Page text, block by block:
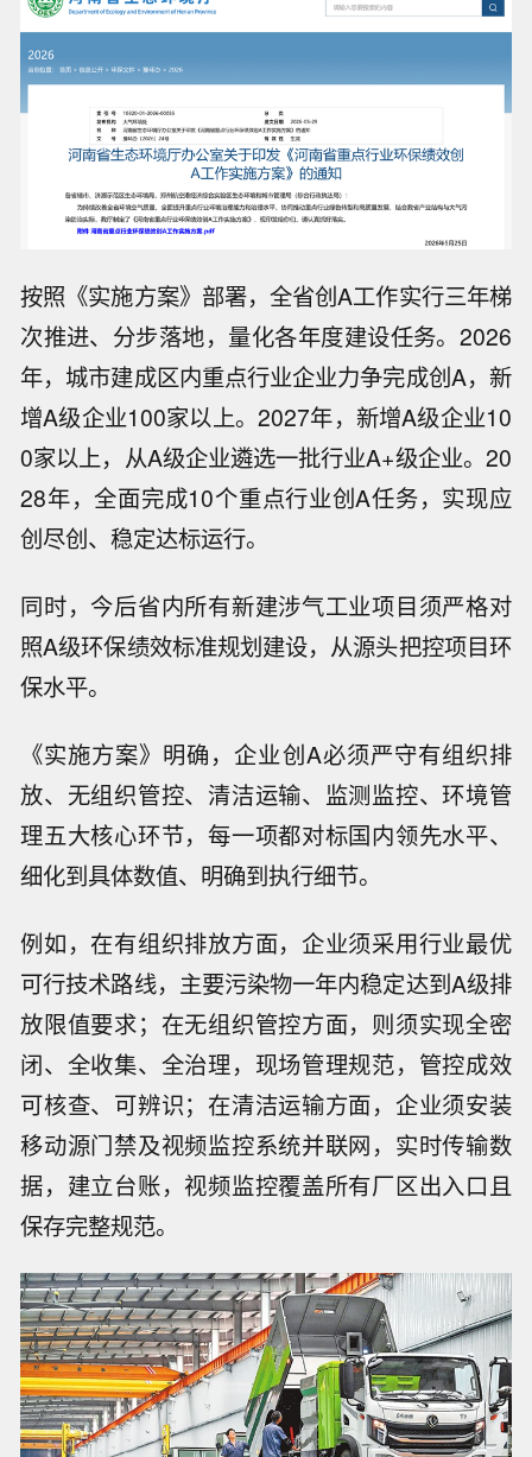
按照《实施方案》部署，全省创A工作实行三年梯
次推进、分步落地，量化各年度建设任务。2026
年，城市建成区内重点行业企业力争完成创A，新
增A级企业100家以上。2027年，新增A级企业10
0家以上，从A级企业遴选一批行业A+级企业。20
28年，全面完成10个重点行业创A任务，实现应
创尽创、稳定达标运行。
同时，今后省内所有新建涉气工业项目须严格对
照A级环保绩效标准规划建设，从源头把控项目环
保水平。
《实施方案》明确，企业创A必须严守有组织排
放、无组织管控、清洁运输、监测监控、环境管
理五大核心环节，每一项都对标国内领先水平、
细化到具体数值、明确到执行细节。
例如，在有组织排放方面，企业须采用行业最优
可行技术路线，主要污染物一年内稳定达到A级排
放限值要求；在无组织管控方面，则须实现全密
闭、全收集、全治理，现场管理规范，管控成效
可核查、可辨识；在清洁运输方面，企业须安装
移动源门禁及视频监控系统并联网，实时传输数
据，建立台账，视频监控覆盖所有厂区出入口且
保存完整规范。